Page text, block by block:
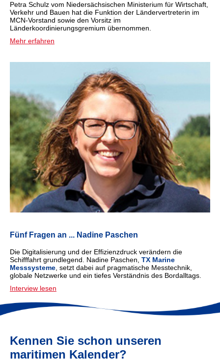
Petra Schulz vom Niedersächsischen Ministerium für Wirtschaft,
Verkehr und Bauen hat die Funktion der Ländervertreterin im
MCN-Vorstand sowie den Vorsitz im
Länderkoordinierungsgremium übernommen.
Mehr erfahren
Fünf Fragen an ... Nadine Paschen
Die Digitalisierung und der Effizienzdruck verändern die
Schifffahrt grundlegend. Nadine Paschen, TX Marine
Messsysteme , setzt dabei auf pragmatische Messtechnik,
globale Netzwerke und ein tiefes Verständnis des Bordalltags.
Interview lesen
Kennen Sie schon unseren
maritimen Kalender?